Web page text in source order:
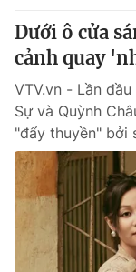
Phim VTV
Hậu trường
Nhân vật
Khán giả
Giải sao mai
Giải trí
Điện ảnh
Âm nhạc
Sao
Đời sống
Du lịch
Làm đẹp
Chất lượng cuộc
Giáo dục
Tuyển sinh
Học trực tuyến
Công nghệ
Hitech Công
Dưới ô cửa
cảnh quay
VTV.vn - Lần
Sự và Quỳnh
"đẩy thuyền" bởi